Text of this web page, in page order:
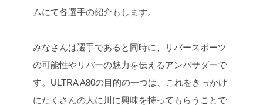
ムにて各選手の紹介もします。
みなさんは選手であると同時に、リバースポーツ
の可能性やリバーの魅力を伝えるアンバサダーで
す。 ULTRA A80の目的の一つは、これをきっかけ
にたくさんの人に川に興味を持ってもらうことで